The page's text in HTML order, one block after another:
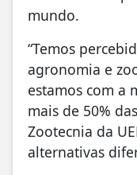
mundo.
“Temos
agronomia e
estamos com a
mais de 50%
Zootecnia da
alternativas